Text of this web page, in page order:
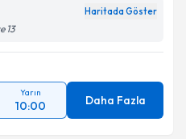
Haritada Göster
13
Yarın
10:00 Daha Fazla